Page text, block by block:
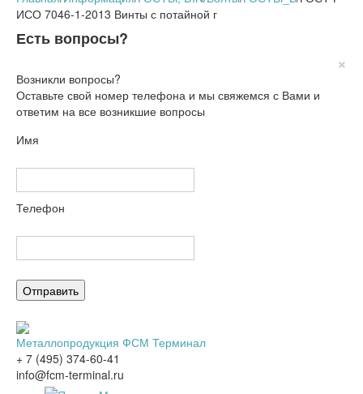
ИСО 7046-1-2013 Винты с потайной г
Есть вопросы?
×
Возникли вопросы?
Оставьте свой номер телефона и мы свяжемся с Вами и
ответим на все возникшие вопросы
Имя
Телефон
Металлопродукция ФСМ Терминал
+ 7 (495) 374-60-41
info@fcm-terminal.ru